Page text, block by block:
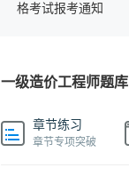
格考试报考通知
一级造价工程师题库
章节练习
章节专项突破